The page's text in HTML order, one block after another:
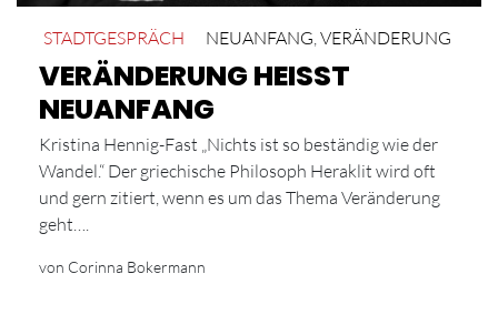
STADTGESPRÄCH NEUANFANG VERÄNDERUNG
VERÄNDERUNG HEISST
NEUANFANG
Kristina Hennig-Fast „Nichts ist so beständig wie der
Wandel.“ Der griechische Philosoph Heraklit wird oft
und gern zitiert, wenn es um das Thema Veränderung
geht….
von Corinna Bokermann